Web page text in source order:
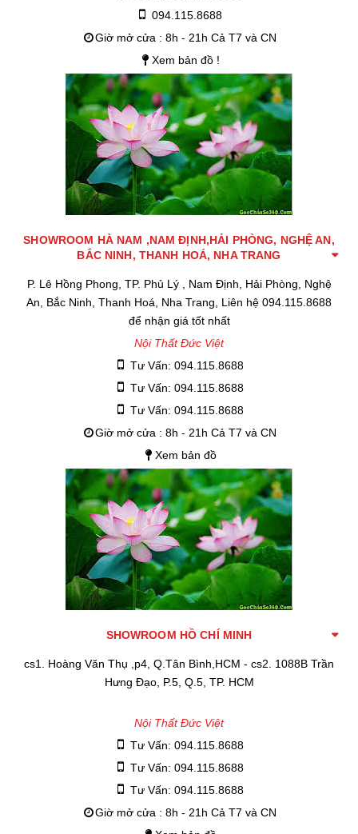
094.115.8688
Giờ mở cửa : 8h - 21h Cả T7 và CN
Xem bản đồ !
SHOWROOM HÀ NAM ,NAM ĐỊNH,HẢI PHÒNG, NGHỆ AN,
BẮC NINH, THANH HOÁ, NHA TRANG
P. Lê Hồng Phong, TP. Phủ Lý , Nam Định, Hải Phòng, Nghệ
An, Bắc Ninh, Thanh Hoá, Nha Trang, Liên hệ 094.115.8688
để nhận giá tốt nhất
Nội Thất Đức Việt
Tư Vấn: 094.115.8688
Tư Vấn: 094.115.8688
Tư Vấn: 094.115.8688
Giờ mở cửa : 8h - 21h Cả T7 và CN
Xem bản đồ
SHOWROOM HỒ CHÍ MINH
cs1. Hoàng Văn Thụ ,p4, Q.Tân Bình,HCM - cs2. 1088B Trần
Hưng Đạo, P.5, Q.5, TP. HCM
Nội Thất Đức Việt
Tư Vấn: 094.115.8688
Tư Vấn: 094.115.8688
Tư Vấn: 094.115.8688
Giờ mở cửa : 8h - 21h Cả T7 và CN